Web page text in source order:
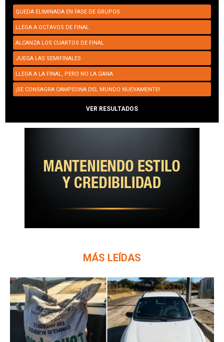
QUEDA ELIMINADA EN FASE DE GRUPOS
LLEGA A OCTAVOS DE FINAL
ALCANZA LOS CUARTOS DE FINAL
JUEGA LAS SEMIFINALES
LLEGA A LA FINAL, PERO NO LA GANA
¡SE CONSAGRA CAMPEONA DEL MUNDO NUEVAMENTE!
VER RESULTADOS
MÁS LEÍDAS